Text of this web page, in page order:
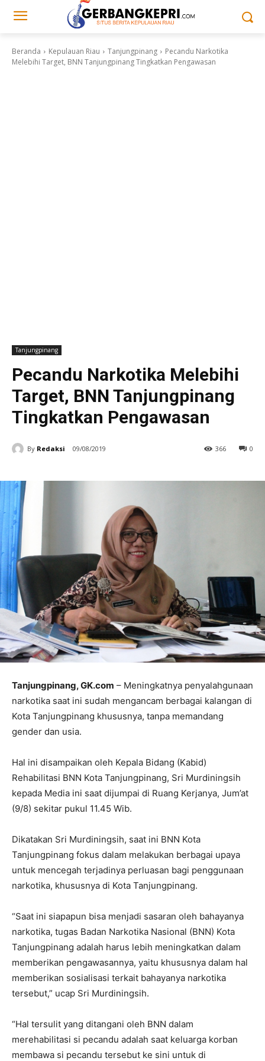
Beranda Kepulauan Riau Tanjungpinang
Pecandu Narkotika
Melebihi Target, BNN Tanjungpinang Tingkatkan Pengawasan
Tanjungpinang
Pecandu Narkotika Melebihi
Target, BNN Tanjungpinang
Tingkatkan Pengawasan
By Redaksi 09/08/2019 0
366
Tanjungpinang, GK.com – Meningkatnya penyalahgunaan
narkotika saat ini sudah mengancam berbagai kalangan di
Kota Tanjungpinang khususnya, tanpa memandang
gender dan usia.
Hal ini disampaikan oleh Kepala Bidang (Kabid)
Rehabilitasi BNN Kota Tanjungpinang, Sri Murdiningsih
kepada Media ini saat dijumpai di Ruang Kerjanya, Jum’at
(9/8) sekitar pukul 11.45 Wib.
Dikatakan Sri Murdiningsih, saat ini BNN Kota
Tanjungpinang fokus dalam melakukan berbagai upaya
untuk mencegah terjadinya perluasan bagi penggunaan
narkotika, khususnya di Kota Tanjungpinang.
“Saat ini siapapun bisa menjadi sasaran oleh bahayanya
narkotika, tugas Badan Narkotika Nasional (BNN) Kota
Tanjungpinang adalah harus lebih meningkatkan dalam
memberikan pengawasannya, yaitu khususnya dalam hal
memberikan sosialisasi terkait bahayanya narkotika
tersebut,” ucap Sri Murdiningsih.
“Hal tersulit yang ditangani oleh BNN dalam
merehabilitasi si pecandu adalah saat keluarga korban
membawa si pecandu tersebut ke sini untuk di